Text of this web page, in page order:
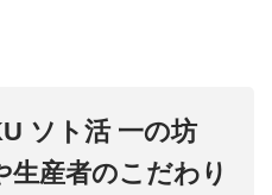
ソト活 一の坊
産者のこだわり